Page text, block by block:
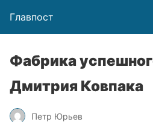
Главпост
Фабрика
Дмитрия Ковпака
Петр Юрьев